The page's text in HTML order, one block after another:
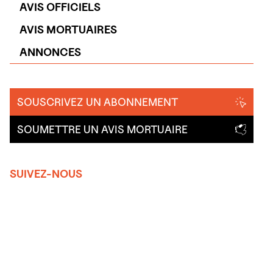
AVIS OFFICIELS
AVIS MORTUAIRES
ANNONCES
SOUSCRIVEZ UN ABONNEMENT
SOUMETTRE UN AVIS MORTUAIRE
SUIVEZ-NOUS